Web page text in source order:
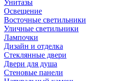
Унитазы
Освещение
Восточные светильники
Уличные светильники
Лампочки
Дизайн и отделка
Стеклянные двери
Двери для душа
Стеновые панели